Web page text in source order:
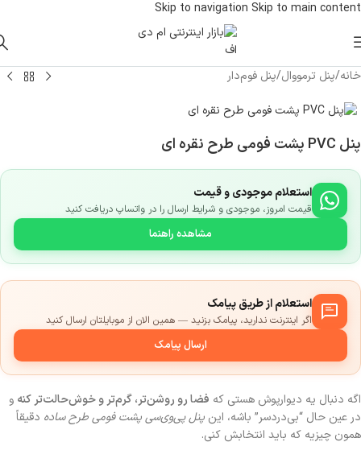
Skip to navigation Skip to main content
خانه/پنل ترمووال/پنل فوم‌دار
پنل PVC پشت فومی طرح نقره ای
استعلام موجودی و قیمت
قیمت امروز، موجودی و شرایط ارسال را در واتساپ دریافت کنید
مشاهده راهنما
استعلام از طریق پیامک
اگر اینترنت ندارید، پیامک بزنید — همین الان از موبایلتان ارسال کنید
ارسال پیامک
اگه دنبال یه دیوارپوش هستی که فضا رو روشن‌تر، گرم‌تر و خوش‌حالت‌تر کنه و
در عین حال “بی‌دردسر” باشه، این پنل پی‌وی‌سی پشت فومی طرح ساده دقیقاً
همون چیزیه که باید انتخابش کنی.